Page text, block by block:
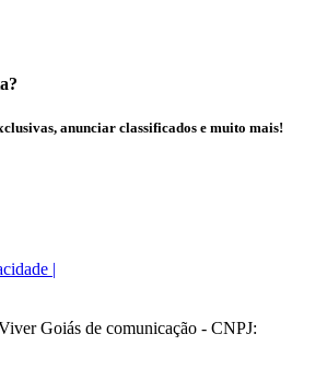
anunciar classificados e muito mais!
|
Goiás de comunicação - CNPJ: